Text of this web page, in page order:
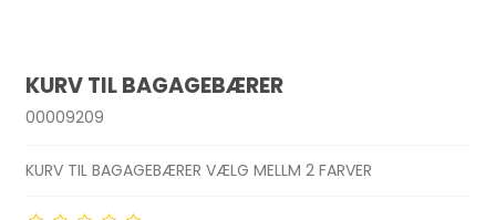
KURV TIL BAGAGEBÆRER
00009209
KURV TIL BAGAGEBÆRER VÆLG MELLM 2 FARVER